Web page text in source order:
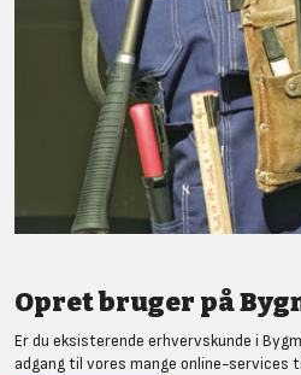
Opret bruger på
Er du eksisterende erhvervskunde i
adgang til vores mange online-services